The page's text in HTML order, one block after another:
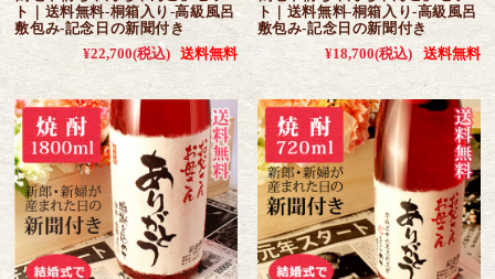
ト｜送料無料-桐箱入り-高級風呂
敷包み-記念日の新聞付き
¥22,700(税込) 送料無料
ト｜送料無料-桐箱入り-高級風呂
敷包み-記念日の新聞付き
¥18,700(税込) 送料無料